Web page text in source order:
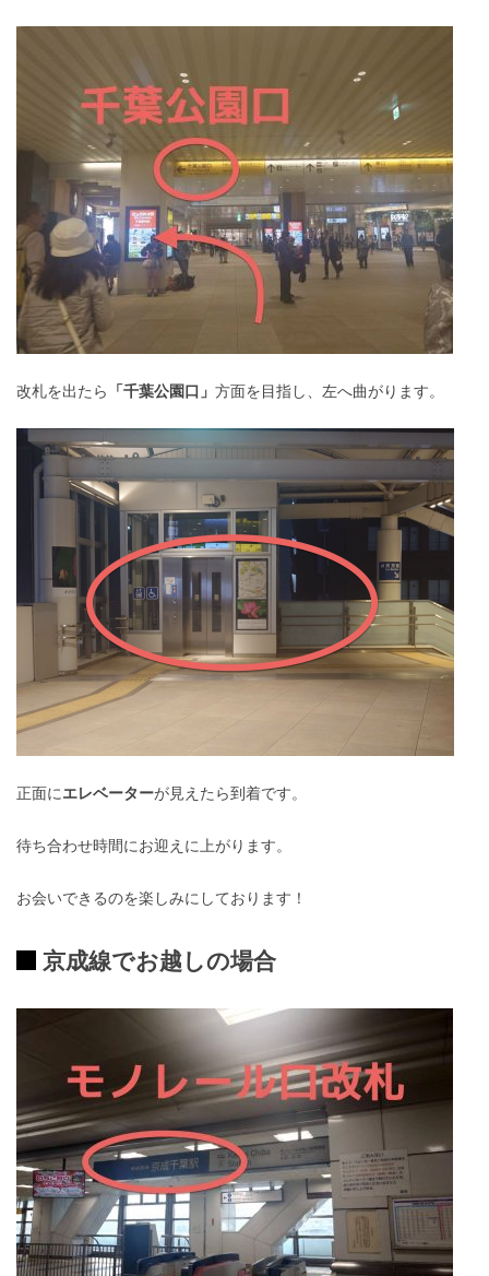
改札を出たら 「千葉公園口」 方面を目指し、左へ曲がります。
正面にエレベーターが見えたら到着です。
待ち合わせ時間にお迎えに上がります。
お会いできるのを楽しみにしております！
京成線でお越しの場合